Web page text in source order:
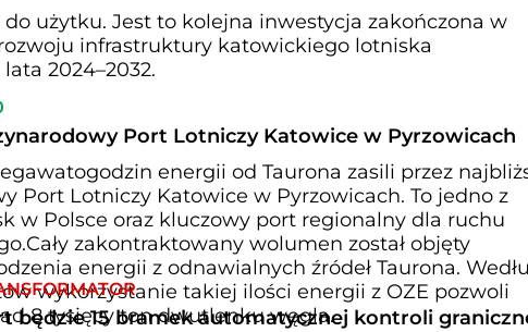
użytku. Jest to kolejna inwestycja zakończona w
infrastruktury katowickiego lotniska
2024–2032.
Port Lotniczy Katowice w Pyrzowicach
energii od Taurona zasili przez
Port Lotniczy Katowice w Pyrzowicach. To jedno z
w Polsce oraz kluczowy port regionalny dla ruchu
zakontraktowany wolumen został objęty
energii z odnawialnych źródeł Taurona.
wykorzystanie takiej ilości energii z OZE pozwoli
8 tysięcy ton dwutlenku węgla.
będzie 15 bramek automatycznej kontroli